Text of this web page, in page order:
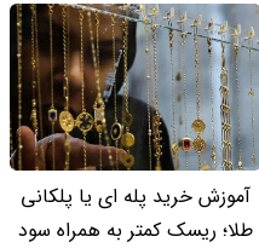
آموزش خرید پله ای یا پلکانی
طلا؛ ریسک کمتر به همراه سود